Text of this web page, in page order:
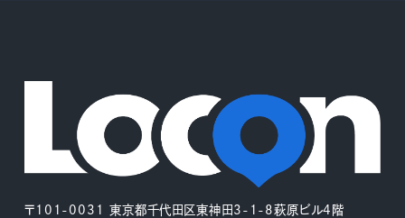
〒101-0031 東京都千代田区東神田3-1-8萩原ビル4階